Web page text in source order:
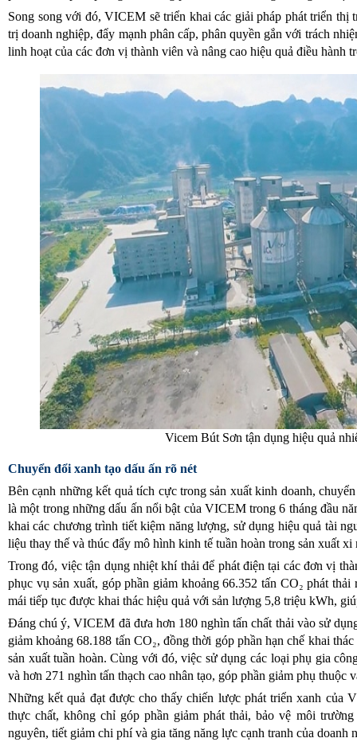
Song song với đó, VICEM sẽ triển khai các giải pháp phát triển thị
trị doanh nghiệp, đẩy mạnh phân cấp, phân quyền gắn với trách
linh hoạt của các đơn vị thành viên và nâng cao hiệu quả điều hành
Vicem Bút Sơn tận dụng hiệu quả
Chuyển đổi xanh tạo dấu ấn rõ nét
Bên cạnh những kết quả tích cực trong sản xuất kinh doanh,
là một trong những dấu ấn nổi bật của VICEM trong 6 tháng đầu
khai các chương trình tiết kiệm năng lượng, sử dụng hiệu quả tài
liệu thay thế và thúc đẩy mô hình kinh tế tuần hoàn trong sản xuất xi
Trong đó, việc tận dụng nhiệt khí thải để phát điện tại các đơn vị
phục vụ sản xuất, góp phần giảm khoảng 66.352 tấn CO₂ phát
mái tiếp tục được khai thác hiệu quả với sản lượng 5,8 triệu kWh,
Đáng chú ý, VICEM đã đưa hơn 180 nghìn tấn chất thải vào sử
giảm khoảng 68.188 tấn CO₂, đồng thời góp phần hạn chế khai
sản xuất tuần hoàn. Cùng với đó, việc sử dụng các loại phụ gia
và hơn 271 nghìn tấn thạch cao nhân tạo, góp phần giảm phụ thuộc
Những kết quả đạt được cho thấy chiến lược phát triển xanh của
thực chất, không chỉ góp phần giảm phát thải, bảo vệ môi
nguyên, tiết giảm chi phí và gia tăng năng lực cạnh tranh của doanh